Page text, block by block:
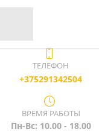
ТЕЛЕФОН
+375291342504
ВРЕМЯ РАБОТЫ
Пн-Вс: 10.00 - 18.00